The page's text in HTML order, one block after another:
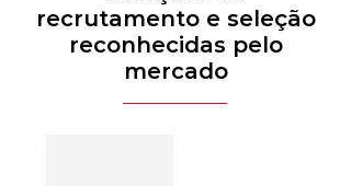
recrutamento e seleção
reconhecidas pelo
mercado